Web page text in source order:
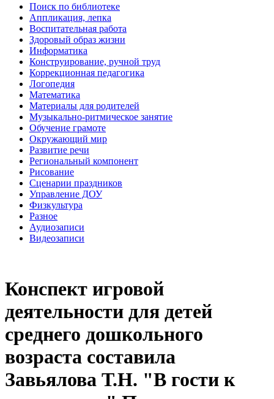
Поиск по библиотеке
Аппликация, лепка
Воспитательная работа
Здоровый образ жизни
Информатика
Конструирование, ручной труд
Коррекционная педагогика
Логопедия
Математика
Материалы для родителей
Музыкально-ритмическое занятие
Обучение грамоте
Окружающий мир
Развитие речи
Региональный компонент
Рисование
Сценарии праздников
Управление ДОУ
Физкультура
Разное
Аудиозаписи
Видеозаписи
Конспект игровой
деятельности для детей
среднего дошкольного
возраста составила
Завьялова Т.Н. "В гости к